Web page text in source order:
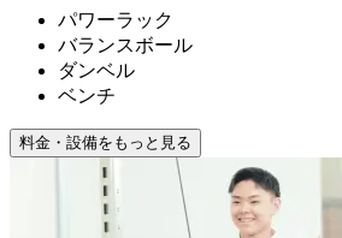
パワーラック
バランスボール
ダンベル
ベンチ
料金・設備をもっと見る